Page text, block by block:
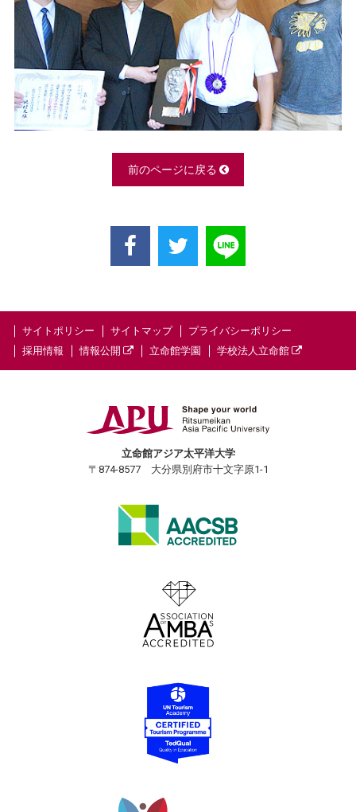
前のページに戻る
サイトポリシー サイトマップ
プライバシーポリシー
採用情報
情報公開 立命館学園 学校法人立命館
立命館アジア太平洋大学
〒874-8577 大分県別府市十文字原1-1